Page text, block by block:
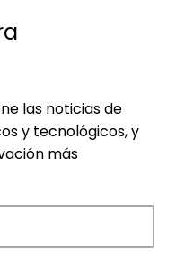
las noticias de
y tecnológicos, y
más